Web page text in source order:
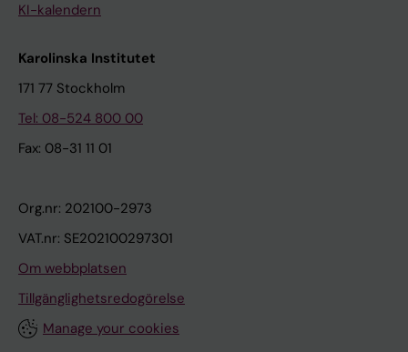
KI-kalendern
Karolinska Institutet
171 77 Stockholm
Tel: 08-524 800 00
Fax: 08-31 11 01
Org.nr: 202100-2973
VAT.nr: SE202100297301
Om webbplatsen
Tillgänglighetsredogörelse
Manage your cookies